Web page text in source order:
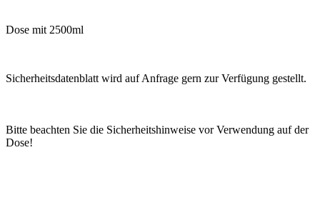
Dose mit 2500ml
Sicherheitsdatenblatt wird auf Anfrage gern zur Verfügung gestellt.
Bitte beachten Sie die Sicherheitshinweise vor Verwendung auf der
Dose!